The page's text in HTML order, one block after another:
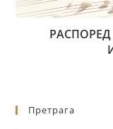
Претрага